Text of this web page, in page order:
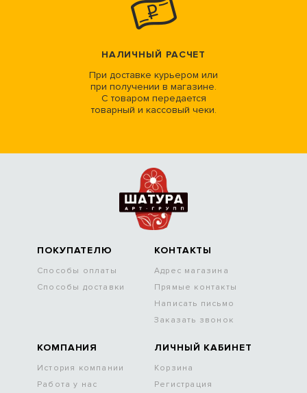
НАЛИЧНЫЙ РАСЧЕТ
При доставке курьером или
при получении в магазине.
С товаром передается
товарный и кассовый чеки.
ПОКУПАТЕЛЮ
Способы оплаты
Способы доставки
КОНТАКТЫ
Адрес магазина
Прямые контакты
Написать письмо
Заказать звонок
КОМПАНИЯ
История компании
Работа у нас
ЛИЧНЫЙ КАБИНЕТ
Корзина
Регистрация